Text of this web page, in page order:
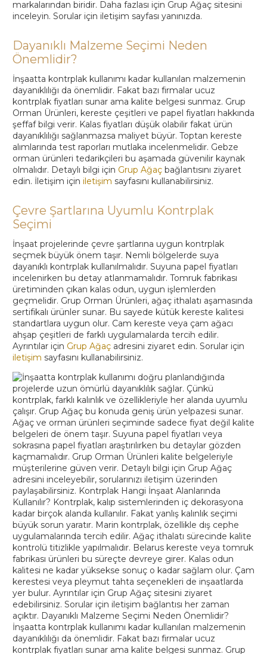
Dayanıklı Malzeme Seçimi Neden
Önemlidir?
İnşaatta kontrplak kullanımı kadar kullanılan malzemenin
dayanıklılığı da önemlidir. Fakat bazı firmalar ucuz
kontrplak fiyatları sunar ama kalite belgesi sunmaz. Grup
Orman Ürünleri, kereste çeşitleri ve papel fiyatları hakkında
şeffaf bilgi verir. Kalas fiyatları düşük olabilir fakat ürün
dayanıklılığı sağlanmazsa maliyet büyür. Toptan kereste
alımlarında test raporları mutlaka incelenmelidir. Gebze
orman ürünleri tedarikçileri bu aşamada güvenilir kaynak
olmalıdır. Detaylı bilgi için Grup Ağaç bağlantısını ziyaret
edin. İletişim için iletişim sayfasını kullanabilirsiniz.
Çevre Şartlarına Uyumlu Kontrplak
Seçimi
İnşaat projelerinde çevre şartlarına uygun kontrplak
seçmek büyük önem taşır. Nemli bölgelerde suya
dayanıklı kontrplak kullanılmalıdır. Suyuna papel fiyatları
incelenirken bu detay atlanmamalıdır. Tomruk fabrikası
üretiminden çıkan kalas odun, uygun işlemlerden
geçmelidir. Grup Orman Ürünleri, ağaç ithalatı aşamasında
sertifikalı ürünler sunar. Bu sayede kütük kereste kalitesi
standartlara uygun olur. Cam kereste veya çam ağacı
ahşap çeşitleri de farklı uygulamalarda tercih edilir.
Ayrıntılar için Grup Ağaç adresini ziyaret edin. Sorular için
iletişim sayfasını kullanabilirsiniz.